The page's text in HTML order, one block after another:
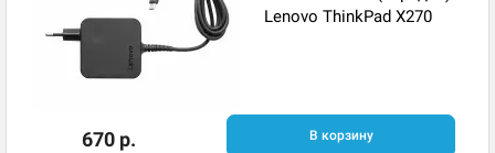
Lenovo ThinkPad X270
670 р. В корзину